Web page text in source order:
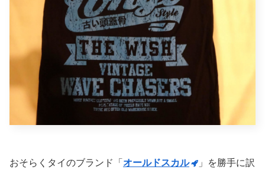
おそらくタイのブランド「 オールドスカル
」を勝手に訳